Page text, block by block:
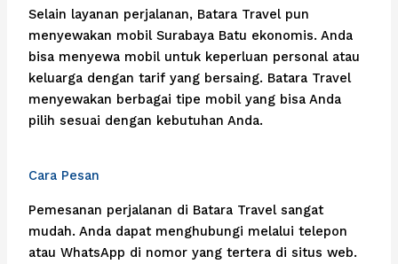
Selain layanan perjalanan, Batara Travel pun
menyewakan mobil Surabaya Batu ekonomis. Anda
bisa menyewa mobil untuk keperluan personal atau
keluarga dengan tarif yang bersaing. Batara Travel
menyewakan berbagai tipe mobil yang bisa Anda
pilih sesuai dengan kebutuhan Anda.
Cara Pesan
Pemesanan perjalanan di Batara Travel sangat
mudah. Anda dapat menghubungi melalui telepon
atau WhatsApp di nomor yang tertera di situs web.